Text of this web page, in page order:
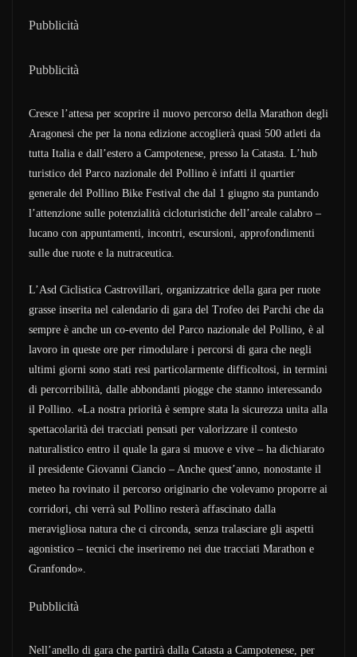
Pubblicità
Pubblicità
Cresce l’attesa per scoprire il nuovo percorso della Marathon degli
Aragonesi che per la nona edizione accoglierà quasi 500 atleti da
tutta Italia e dall’estero a Campotenese, presso la Catasta. L’hub
turistico del Parco nazionale del Pollino è infatti il quartier
generale del Pollino Bike Festival che dal 1 giugno sta puntando
l’attenzione sulle potenzialità cicloturistiche dell’areale calabro –
lucano con appuntamenti, incontri, escursioni, approfondimenti
sulle due ruote e la nutraceutica.
L’Asd Ciclistica Castrovillari, organizzatrice della gara per ruote
grasse inserita nel calendario di gara del Trofeo dei Parchi che da
sempre è anche un co-evento del Parco nazionale del Pollino, è al
lavoro in queste ore per rimodulare i percorsi di gara che negli
ultimi giorni sono stati resi particolarmente difficoltosi, in termini
di percorribilità, dalle abbondanti piogge che stanno interessando
il Pollino. «La nostra priorità è sempre stata la sicurezza unita alla
spettacolarità dei tracciati pensati per valorizzare il contesto
naturalistico entro il quale la gara si muove e vive – ha dichiarato
il presidente Giovanni Ciancio – Anche quest’anno, nonostante il
meteo ha rovinato il percorso originario che volevamo proporre ai
corridori, chi verrà sul Pollino resterà affascinato dalla
meravigliosa natura che ci circonda, senza tralasciare gli aspetti
agonistico – tecnici che inseriremo nei due tracciati Marathon e
Granfondo».
Pubblicità
Nell’anello di gara che partirà dalla Catasta a Campotenese, per